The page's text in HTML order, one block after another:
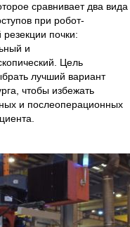
сравнивает два вида
при робот-
почки:
и
Цель
лучший вариант
чтобы избежать
и послеоперационных